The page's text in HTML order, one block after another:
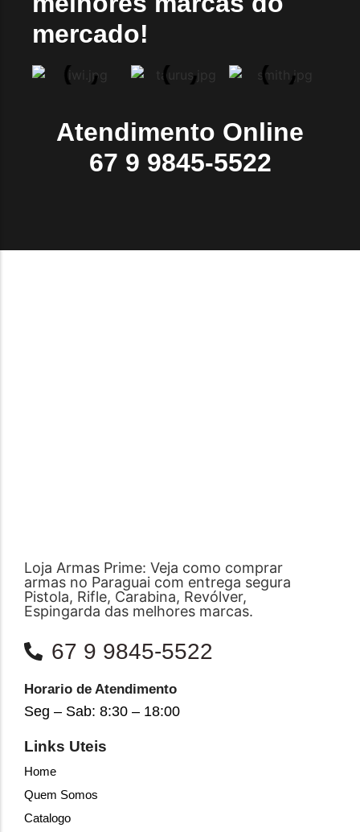
mercado!
Atendimento Online
67 9 9845-5522
Loja Armas Prime: Veja como comprar
armas no Paraguai com entrega segura
Pistola, Rifle, Carabina, Revólver,
Espingarda das melhores marcas.
67 9 9845-5522
Horario de Atendimento
Seg – Sab: 8:30 – 18:00
Links Uteis
Home
Quem Somos
Catalogo